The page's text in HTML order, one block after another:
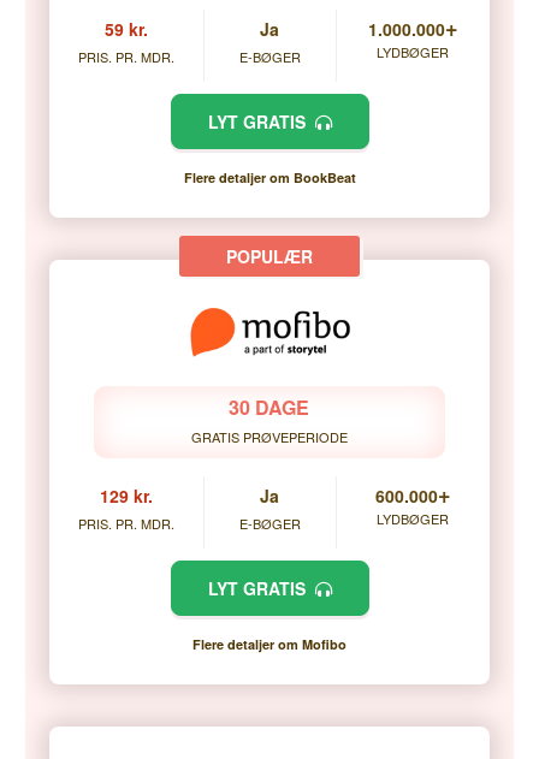
59 kr.
PRIS. PR. MDR.
Ja
E-BØGER
1.000.000+
LYDBØGER
LYT GRATIS
Flere detaljer om BookBeat
30 DAGE
GRATIS PRØVEPERIODE
129 kr.
PRIS. PR. MDR.
Ja
E-BØGER
600.000+
LYDBØGER
LYT GRATIS
Flere detaljer om Mofibo